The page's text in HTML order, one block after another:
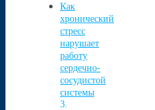
Как
хронический
стресс
нарушает
работу
сердечно-
сосудистой
системы